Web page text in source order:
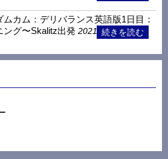
ムカム：デリバランス英語版1日目：
ング〜Skalitz出発 2021